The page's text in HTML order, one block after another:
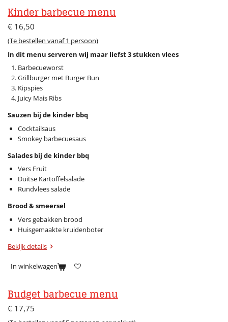
Kinder barbecue menu
€ 16,50
(Te bestellen vanaf 1 persoon)
In dit menu serveren wij maar liefst 3stukken vlees
Barbecueworst
Grillburger met Burger Bun
Kipspies
Juicy Mais Ribs
Sauzen bij de kinder bbq
Cocktailsaus
Smokey barbecuesaus
Salades bij de kinder bbq
Vers Fruit
Duitse Kartoffelsalade
Rundvlees salade
Brood & smeersel
Vers gebakken brood
Huisgemaakte kruidenboter
Bekijk details
In winkelwagen
Budget barbecue menu
€ 17,75